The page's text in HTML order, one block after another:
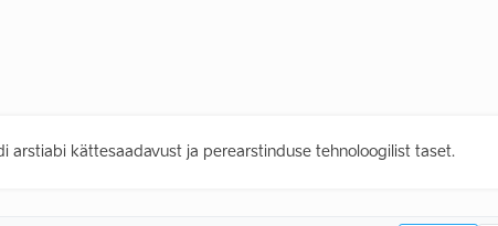
arstiabi kättesaadavust ja perearstinduse tehnoloogilist taset.